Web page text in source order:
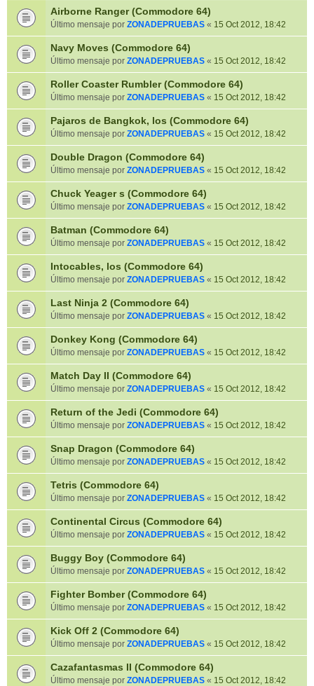
Airborne Ranger (Commodore 64)
Último mensaje por ZONADEPRUEBAS « 15 Oct 2012, 18:42
Navy Moves (Commodore 64)
Último mensaje por ZONADEPRUEBAS « 15 Oct 2012, 18:42
Roller Coaster Rumbler (Commodore 64)
Último mensaje por ZONADEPRUEBAS « 15 Oct 2012, 18:42
Pajaros de Bangkok, los (Commodore 64)
Último mensaje por ZONADEPRUEBAS « 15 Oct 2012, 18:42
Double Dragon (Commodore 64)
Último mensaje por ZONADEPRUEBAS « 15 Oct 2012, 18:42
Chuck Yeager s (Commodore 64)
Último mensaje por ZONADEPRUEBAS « 15 Oct 2012, 18:42
Batman (Commodore 64)
Último mensaje por ZONADEPRUEBAS « 15 Oct 2012, 18:42
Intocables, los (Commodore 64)
Último mensaje por ZONADEPRUEBAS « 15 Oct 2012, 18:42
Last Ninja 2 (Commodore 64)
Último mensaje por ZONADEPRUEBAS « 15 Oct 2012, 18:42
Donkey Kong (Commodore 64)
Último mensaje por ZONADEPRUEBAS « 15 Oct 2012, 18:42
Match Day II (Commodore 64)
Último mensaje por ZONADEPRUEBAS « 15 Oct 2012, 18:42
Return of the Jedi (Commodore 64)
Último mensaje por ZONADEPRUEBAS « 15 Oct 2012, 18:42
Snap Dragon (Commodore 64)
Último mensaje por ZONADEPRUEBAS « 15 Oct 2012, 18:42
Tetris (Commodore 64)
Último mensaje por ZONADEPRUEBAS « 15 Oct 2012, 18:42
Continental Circus (Commodore 64)
Último mensaje por ZONADEPRUEBAS « 15 Oct 2012, 18:42
Buggy Boy (Commodore 64)
Último mensaje por ZONADEPRUEBAS « 15 Oct 2012, 18:42
Fighter Bomber (Commodore 64)
Último mensaje por ZONADEPRUEBAS « 15 Oct 2012, 18:42
Kick Off 2 (Commodore 64)
Último mensaje por ZONADEPRUEBAS « 15 Oct 2012, 18:42
Cazafantasmas II (Commodore 64)
Último mensaje por ZONADEPRUEBAS « 15 Oct 2012, 18:42